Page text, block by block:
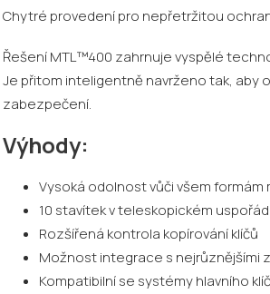
Chytré provedení pro nepřetržitou
Řešení MTL™400 zahrnuje vyspělé
Je přitom inteligentně navrženo tak, aby
zabezpečení.
Výhody:
Vysoká odolnost vůči všem
10 stavítek v teleskopickém
Rozšířená kontrola kopírování klíčů
Možnost integrace s nejrůznějšími
Kompatibilní se systémy hlavního